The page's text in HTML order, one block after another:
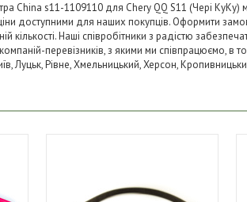
China s11-1109110 для Chery QQ S11 (Чері
доступними для наших покупців. Оформити
кількості. Наші співробітники з радістю
перевізників, з якими ми співпрацюємо, в
Луцьк, Рівне, Хмельницький, Херсон,